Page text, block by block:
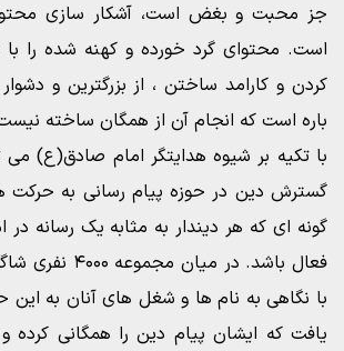
جز محبت و بغض است، آشکار سازی
است. محتوای گرد خورده و کهنه شده را با
کردن و کارامد ساختن ، از بزرگترین و
باره است که انجام آن از همگان ساخته
با تکیه بر شیوه هدایتگر امام صادق(ع) می
گسترش دین در حوزه پیام رسانی به حرکت
گونه ای که هر دیندار به مثابه یک رسانه در
فعال باشد. در
با نگاهی به نام ها و شغل های آنان به
یافت که ایشان پیام دین را همگانی